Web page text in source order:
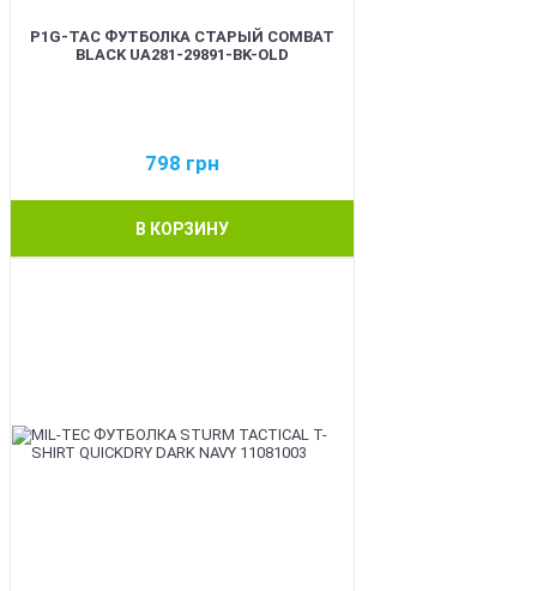
P1G-TAC ФУТБОЛКА СТАРЫЙ COMBAT
BLACK UA281-29891-BK-OLD
798 грн
В КОРЗИНУ